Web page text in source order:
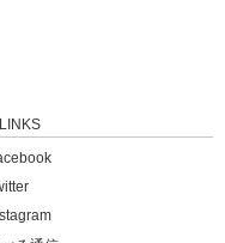
LINKS